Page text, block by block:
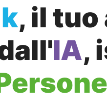
, il tuo
IA,